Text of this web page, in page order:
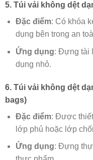
5. Túi vải không dệt
Đặc điểm: Có khóa
dụng bên trong an
Ứng dụng: Đựng tài
dụng nhỏ.
6. Túi vải không dệt
bags)
Đặc điểm: Được
lớp phủ hoặc lớp
Ứng dụng: Đựng